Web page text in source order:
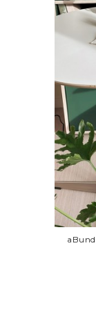
aBund